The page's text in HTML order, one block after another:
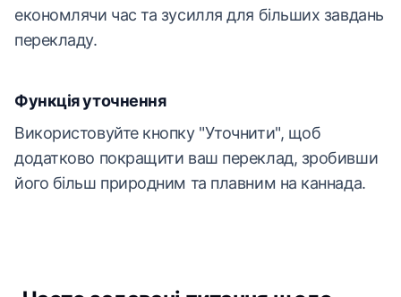
економлячи час та зусилля для більших завдань
перекладу.
Функція уточнення
Використовуйте кнопку "Уточнити", щоб
додатково покращити ваш переклад, зробивши
його більш природним та плавним на каннада.